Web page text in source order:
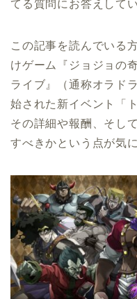
てる質問にお答えして
この記事を読んでいる
けゲーム『ジョジョの
ライブ』（通称オラド
始された新イベント「
その詳細や報酬、そし
すべきかという点が気